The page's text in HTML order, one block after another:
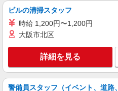
除など♪日払い
時給1500円
キープ
派遣社員
ビルの清掃スタッフ
時給 1,200円〜1,200円
大阪市北区
詳細を見る
警備員スタッフ（イベント、道路